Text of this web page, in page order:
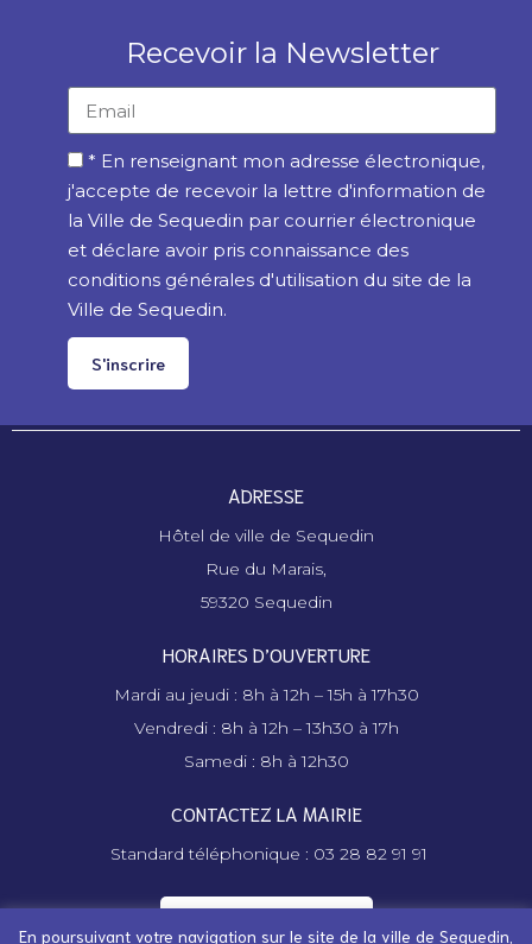
Recevoir la Newsletter
* En renseignant mon adresse électronique,
j'accepte de recevoir la lettre d'information de
la Ville de Sequedin par courrier électronique
et déclare avoir pris connaissance des
conditions générales d'utilisation du site de la
Ville de Sequedin.
S'inscrire
ADRESSE
Hôtel de ville de Sequedin
Rue du Marais,
59320 Sequedin
HORAIRES D’OUVERTURE
Mardi au jeudi : 8h à 12h – 15h à 17h30
Vendredi : 8h à 12h – 13h30 à 17h
Samedi : 8h à 12h30
CONTACTEZ LA MAIRIE
Standard téléphonique : 03 28 82 91 91
En poursuivant votre navigation sur le site de la ville de Sequedin,